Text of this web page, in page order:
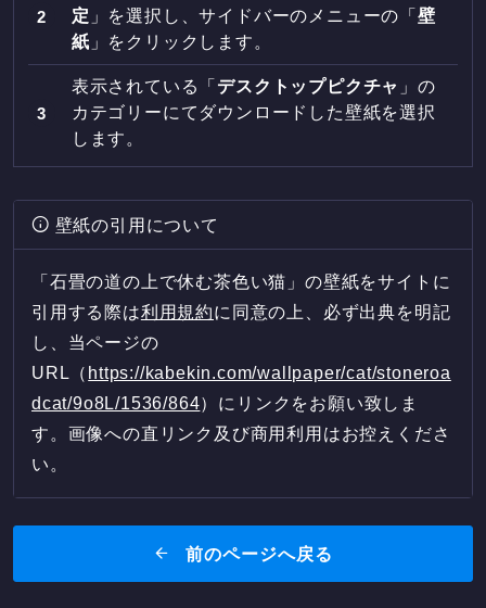
定 」を選択し、サイドバーのメニューの「壁
紙 」をクリックします。
表示されている「 デスクトップピクチャ 」の
カテゴリーにてダウンロードした壁紙を選択
します。
壁紙の引用について
「石畳の道の上で休む茶色い猫」の壁紙をサイトに
引用する際は利用規約に同意の上、必ず出典を明記
し、当ページの
URL（ https://kabekin.com/wallpaper/cat/stoneroa
dcat/9o8L/1536/864）にリンクをお願い致しま
す。画像への直リンク及び商用利用はお控えくださ
い。
前のページへ戻る